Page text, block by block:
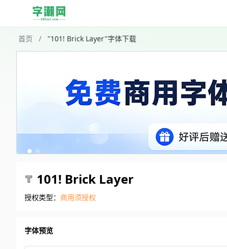
首页 / "101! Brick Layer"字体下载
101! Brick Layer
授权类型： 商用须授权
字体预览